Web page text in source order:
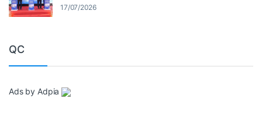
17/07/2026
QC
Ads by Adpia